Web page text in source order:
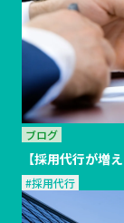
ブログ
【採用代行が増
#採用代行